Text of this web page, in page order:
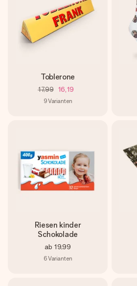
Toblerone
17,99 16,19
9Varianten
Riesen kinder
Schokolade
ab 19,99
6Varianten